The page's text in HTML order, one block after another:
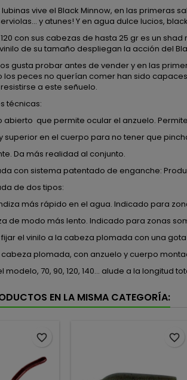
vive el Black Minnow, en las primeras
y atunes! Y en agua dulce lucios,
120 con sus cabezas de hasta 25 gr es un
de su tamaño despliegan la acción del
gusta probar antes de vender y en las
los peces no querían comer han sido
a este señuelo.
técnicas:
abierto que permite ocular el anzuelo.
superior en el cuerpo para no tener que
Da más realidad al conjunto.
con sistema patentado de enganche:
de dos tipos:
más rápido en el agua. Indicado para
de modo más lento. Indicado para zonas
el vinilo a la cabeza plomada con una
cabeza plomada, con anzuelo y cuerpo
modelo, 70, 90, 120, 140... alude a la
EN LA MISMA CATEGORÍA:
favorite_border favorite_border